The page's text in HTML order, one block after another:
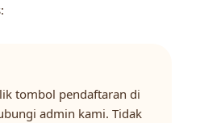
tombol pendaftaran di
admin kami. Tidak